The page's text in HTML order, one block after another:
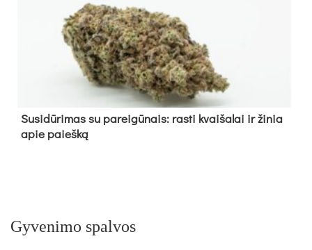
Su­si­dū­ri­mas su pa­rei­gū­nais: ras­ti kvai­ša­lai ir ži­nia
apie paieš­ką
Gyvenimo spalvos